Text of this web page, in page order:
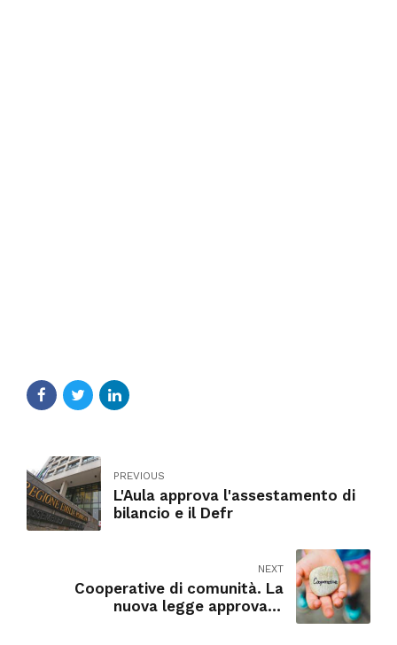
PREVIOUS
L'Aula approva l'assestamento di
bilancio e il Defr
NEXT
Cooperative di comunità. La
nuova legge approvata